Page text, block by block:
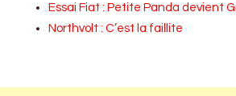
Essai Fiat : Petite Panda devient
Northvolt : C’est la faillite